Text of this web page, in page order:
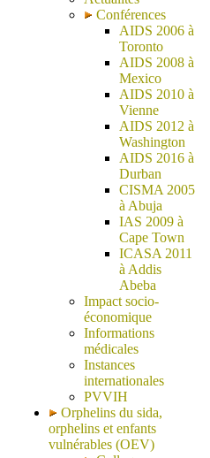
Conférences
AIDS 2006 à
Toronto
AIDS 2008 à
Mexico
AIDS 2010 à
Vienne
AIDS 2012 à
Washington
AIDS 2016 à
Durban
CISMA 2005
à Abuja
IAS 2009 à
Cape Town
ICASA 2011
à Addis
Abeba
Impact socio-
économique
Informations
médicales
Instances
internationales
PVVIH
Orphelins du sida,
orphelins et enfants
vulnérables (OEV)